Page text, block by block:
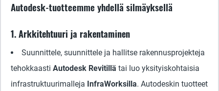
Autodesk-tuotteemme yhdellä silmäyksellä
1. Arkkitehtuuri ja rakentaminen
Suunnittele, suunnittele ja hallitse rakennusprojekteja
tehokkaasti Autodesk Revitillä tai luo yksityiskohtaisia
infrastruktuurimalleja InfraWorksilla. Autodeskin tuotteet